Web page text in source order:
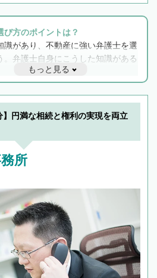
び方のポイントは？
識があり、不動産に強い弁護士を選
。弁護士自身にこうした知識がある
の連携もスムーズに進み、トラブル
らず相続をトータルで任せることが
また、相続は感情がからむ分野なの
ングも重要です。実際に電話や面談
護士と会話をしてウマが合う方に依
もっと見る
】円満な相続と権利の実現を両立
所